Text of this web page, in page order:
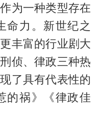
为一种类型存在
命力。新世纪之
丰富的行业剧大
侦、律政三种热
了具有代表性的
的祸》《律政佳